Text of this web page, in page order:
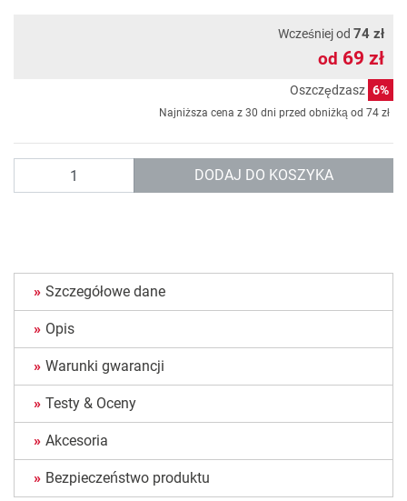
Wcześniej od 74 zł
od 69 zł
Oszczędzasz 6%
Najniższa cena z 30 dni przed obniżką od 74 zł
DODAJ DO KOSZYKA
Szczegółowe dane
Opis
Warunki gwarancji
Testy & Oceny
Akcesoria
Bezpieczeństwo produktu